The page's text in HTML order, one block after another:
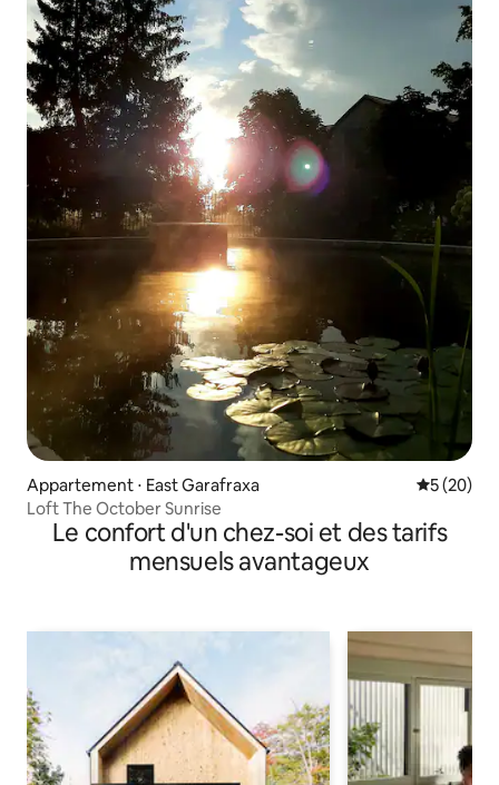
Appartement ⋅ East Garafraxa
5 (20)
Loft The October Sunrise
Le confort d'un chez-soi et des tarifs
mensuels avantageux